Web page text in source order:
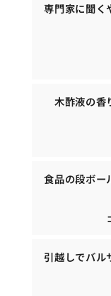
専門家に聞く
木酢液の香
食品の段ボー
引越しでバル